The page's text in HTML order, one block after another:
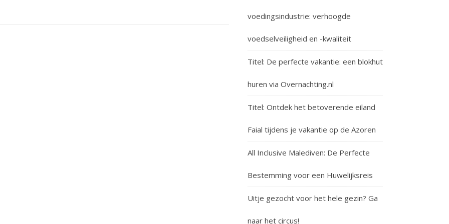
voedingsindustrie: verhoogde
voedselveiligheid en -kwaliteit
Titel: De perfecte vakantie: een blokhut
huren via Overnachting.nl
Titel: Ontdek het betoverende eiland
Faial tijdens je vakantie op de Azoren
All Inclusive Malediven: De Perfecte
Bestemming voor een Huwelijksreis
Uitje gezocht voor het hele gezin? Ga
naar het circus!